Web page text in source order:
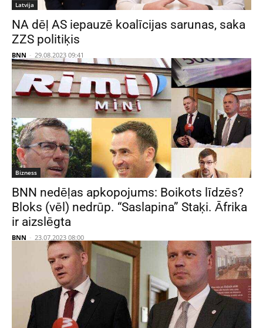
Latvija
NA dēļ AS iepauzē koalīcijas sarunas, saka
ZZS politiķis
BNN - 29.08.2023 09:41
Bizness
BNN nedēļas apkopojums: Boikots līdzēs?
Bloks (vēl) nedrūp. “Saslapina” Staķi. Āfrika
ir aizslēgta
BNN - 23.07.2023 08:00